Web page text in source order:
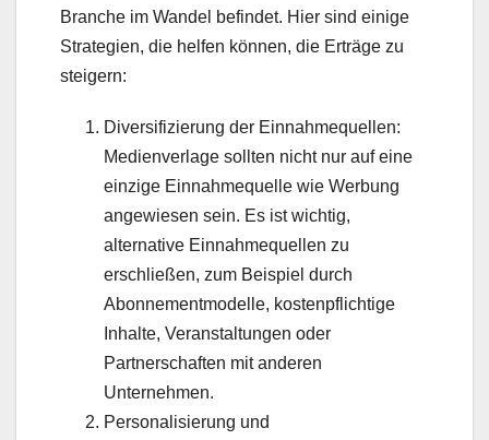
Branche im Wandel befindet. Hier sind einige
Strategien, die helfen können, die Erträge zu
steigern:
Diversifizierung der Einnahmequellen:
Medienverlage sollten nicht nur auf eine
einzige Einnahmequelle wie Werbung
angewiesen sein. Es ist wichtig,
alternative Einnahmequellen zu
erschließen, zum Beispiel durch
Abonnementmodelle, kostenpflichtige
Inhalte, Veranstaltungen oder
Partnerschaften mit anderen
Unternehmen.
Personalisierung und